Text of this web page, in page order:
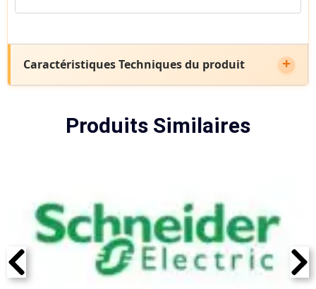
Caractéristiques Techniques du produit
Produits Similaires